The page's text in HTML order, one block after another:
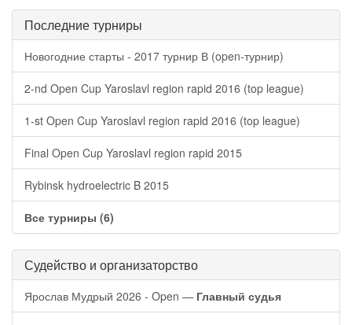
Последние турниры
Новогодние старты - 2017 турнир В (open-турнир)
2-nd Open Cup Yaroslavl region rapid 2016 (top league)
1-st Open Cup Yaroslavl region rapid 2016 (top league)
Final Open Cup Yaroslavl region rapid 2015
Rybinsk hydroelectric B 2015
Все турниры (6)
Судейство и организаторство
Ярослав Мудрый 2026 - Open — Главный судья